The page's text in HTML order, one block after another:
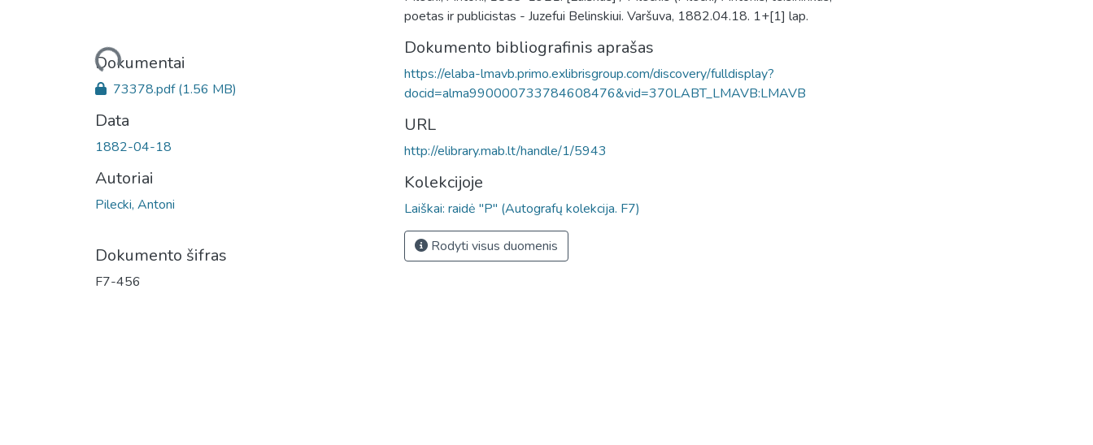
Įkeliama...
Dokumentai
73378.pdf(1.56 MB)
Data
1882-04-18
Autoriai
Pilecki, Antoni
Dokumento šifras
F7-456
poetas ir publicistas - Juzefui Belinskiui. Varšuva, 1882.04.18. 1+[1] lap.
Dokumento bibliografinis aprašas
https://elaba-lmavb.primo.exlibrisgroup.com/discovery/fulldisplay?
docid=alma990000733784608476&vid=370LABT_LMAVB:LMAVB
URL
http://elibrary.mab.lt/handle/1/5943
Kolekcijoje
Laiškai: raidė "P" (Autografų kolekcija. F7)
Rodyti visus duomenis